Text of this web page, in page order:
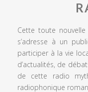
Cette toute
s’adresse à un
participer à la vie
d’actualités, de
de cette radio
radiophonique